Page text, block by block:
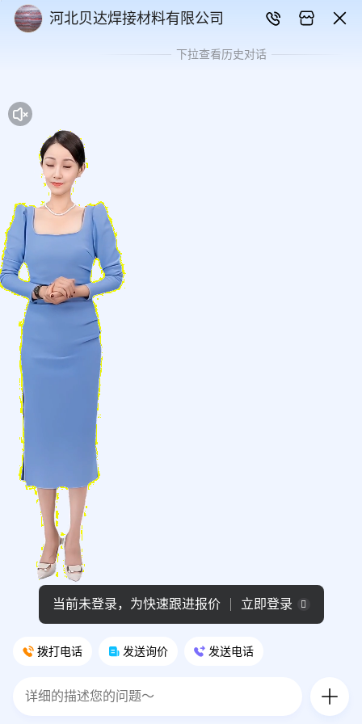
河北贝达焊接材料有限公司
下拉查看历史对话
拨打电话 发送询价 发送电话
当前未登录，为快速跟进报价 立即登录